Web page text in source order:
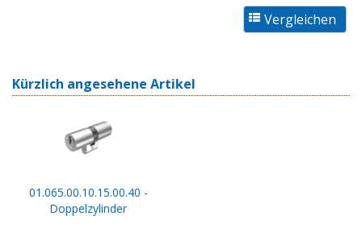
Kürzlich angesehene Artikel
01.065.00.10.15.00.40 -
Doppelzylinder